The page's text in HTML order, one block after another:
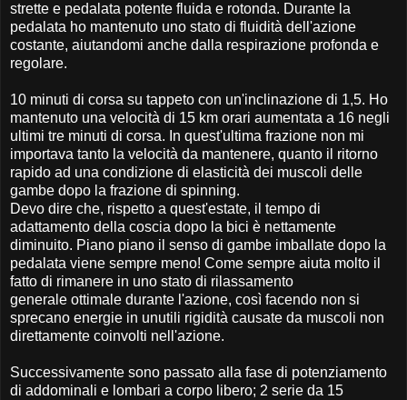
strette e pedalata potente fluida e rotonda. Durante la
pedalata ho mantenuto uno stato di fluidità dell'azione
costante, aiutandomi anche dalla respirazione profonda e
regolare.
10 minuti di corsa su tappeto con un'inclinazione di 1,5. Ho
mantenuto una velocità di 15 km orari aumentata a 16 negli
ultimi tre minuti di corsa. In quest'ultima frazione non mi
importava tanto la velocità da mantenere, quanto il ritorno
rapido ad una condizione di elasticità dei muscoli delle
gambe dopo la frazione di spinning.
Devo dire che, rispetto a quest'estate, il tempo di
adattamento della coscia dopo la bici è nettamente
diminuito. Piano piano il senso di gambe imballate dopo la
pedalata viene sempre meno! Come sempre aiuta molto il
fatto di rimanere in uno stato di rilassamento
generale ottimale durante l'azione, così facendo non si
sprecano energie in unutili rigidità causate da muscoli non
direttamente coinvolti nell'azione.
Successivamente sono passato alla fase di potenziamento
di addominali e lombari a corpo libero; 2 serie da 15